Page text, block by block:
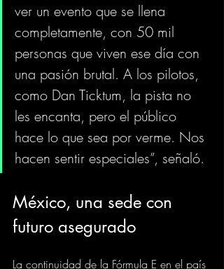
ver un evento que se llena
completamente, con 50 mil
personas que viven ese día con
una pasión brutal. A los pilotos,
como Dan Ticktum, la pista no
les encanta, pero el público
hace lo que sea por verme. Nos
hacen sentir especiales”, señaló.
México, una sede con
futuro asegurado
La continuidad de la Fórmula E en el país